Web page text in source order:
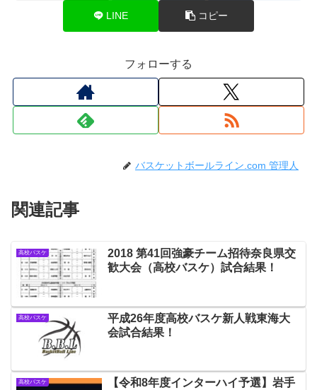
LINE コピー
フォローする
バスケットボールライン.com 管理人
関連記事
高校バスケ
2018 第41回強豪チーム招待奈良県交
歓大会（高校バスケ）試合結果！
高校バスケ
平成26年度高校バスケ新人戦東海大
会試合結果！
高校バスケ
【令和8年度インターハイ予選】岩手